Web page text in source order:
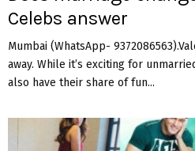
Celebs answer
Mumbai (WhatsApp-
away. While it’s exciting for
also have their share of fun...